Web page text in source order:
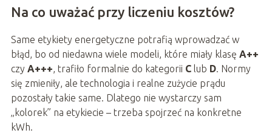
Na co uważać przy liczeniu kosztów?
Same etykiety energetyczne potrafią wprowadzać w
błąd, bo od niedawna wiele modeli, które miały klasę A++
czy A+++, trafiło formalnie do kategorii Club D. Normy
się zmieniły, ale technologia i realne zużycie prądu
pozostały takie same. Dlatego nie wystarczy sam
„kolorek” na etykiecie – trzeba spojrzeć na konkretne
kWh.